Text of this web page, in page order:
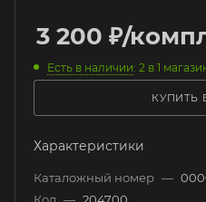
3 200 ₽/
Есть в наличии: 2 в 1
КУПИТЬ
Характеристики
Каталожный номер —
Код — 204700